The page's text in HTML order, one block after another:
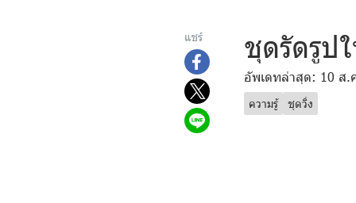
แชร์ ชุดรัดรูป
อัพเดทล่าสุด: 10 ส.
ความรู้ ชุดวิ่ง